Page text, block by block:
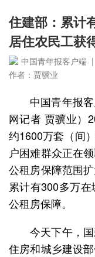
住建部：累计
居住农民工获
中国青年报客户端
作者：贾骥业
中国青年报
网记者 贾骥业）
约1600万套（间
户困难群众正在
公租房保障范围
累计有300多万
公租房保障。
今天下午，
住房和城乡建设